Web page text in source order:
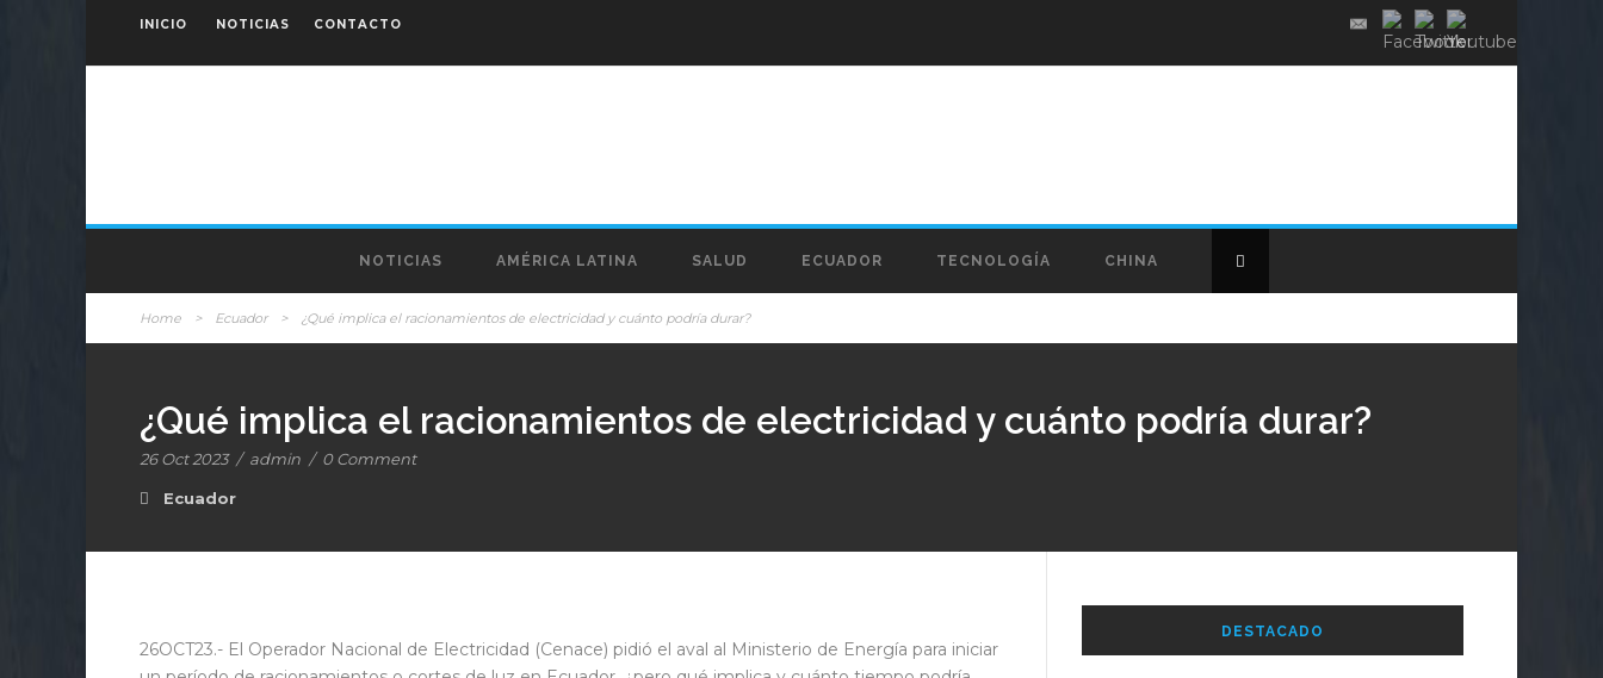
INICIO NOTICIAS CONTACTO
NOTICIAS AMÉRICA LATINA SALUD ECUADOR TECNOLOGÍA CHINA
Home > Ecuador > ¿Qué implica el racionamientos de electricidad y cuánto podría durar?
¿Qué implica el racionamientos de electricidad y cuánto podría durar?
26 Oct 2023 / admin / 0 Comment
Ecuador
26OCT23.- El Operador Nacional de Electricidad (Cenace) pidió el aval al Ministerio de Energía para iniciar
DESTACADO